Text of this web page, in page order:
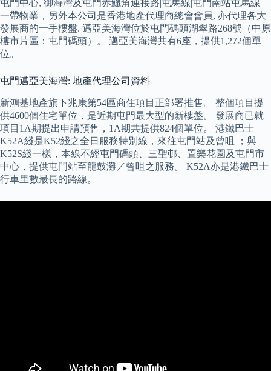
屯門中心, 御海灣及屯門赤鱲角連接路|屯馬線|屯門南站屯馬線|
一帶物業，另外本公司是香港地產代理商總會會員, 亦代理各大
發展商的一手樓盤. 邁亞美海灣位於屯門碼頭湖翠路268號（中原
樓市片區：屯門碼頭）。 邁亞美海灣共有6座，提供1,272個單
位。
屯門邁亞美海灣: 地產代理公司資料
新鴻基地產旗下兆康第54區商住項目正部署推售。 整個項目提
供4600個住宅單位，是近期屯門最大型的新樓盤。 發展商已就
項目1A期提出申請預售，1A期共提供824個單位。 港鐵巴士
K52A綫是K52綫之全日服務特別線，來往屯門站及曾咀 ；與
K52S綫一樣，本線不經屯門碼頭、三聖邨、置樂花園及屯門市
中心，提供屯門站至龍鼓灘／曾咀之服務。 K52A亦是港鐵巴士
行車里數最長的路線。